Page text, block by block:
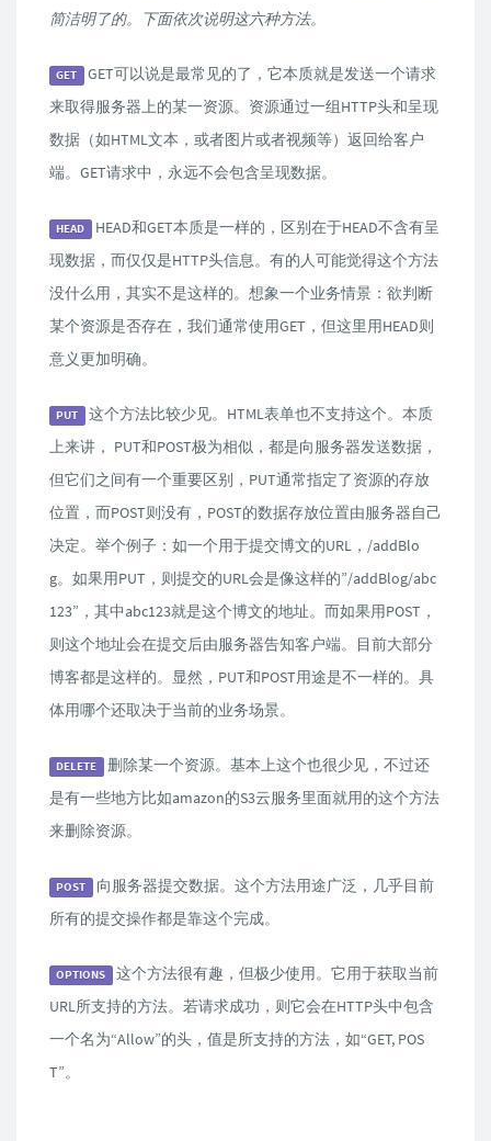
简洁明了的。下面依次说明这六种方法。
GET GET可以说是最常见的了，它本质就是发送一个请求
来取得服务器上的某一资源。资源通过一组HTTP头和呈现
数据（如HTML文本，或者图片或者视频等）返回给客户
端。GET请求中，永远不会包含呈现数据。
HEAD HEAD和GET本质是一样的，区别在于HEAD不含有呈
现数据，而仅仅是HTTP头信息。有的人可能觉得这个方法
没什么用，其实不是这样的。想象一个业务情景：欲判断
某个资源是否存在，我们通常使用GET，但这里用HEAD则
意义更加明确。
PUT 这个方法比较少见。HTML表单也不支持这个。本质
上来讲， PUT和POST极为相似，都是向服务器发送数据，
但它们之间有一个重要区别，PUT通常指定了资源的存放
位置，而POST则没有，POST的数据存放位置由服务器自己
决定。举个例子：如一个用于提交博文的URL，/addBlo
g。如果用PUT，则提交的URL会是像这样的”/addBlog/abc
123”，其中abc123就是这个博文的地址。而如果用POST，
则这个地址会在提交后由服务器告知客户端。目前大部分
博客都是这样的。显然，PUT和POST用途是不一样的。具
体用哪个还取决于当前的业务场景。
DELETE 删除某一个资源。基本上这个也很少见，不过还
是有一些地方比如amazon的S3云服务里面就用的这个方法
来删除资源。
POST 向服务器提交数据。这个方法用途广泛，几乎目前
所有的提交操作都是靠这个完成。
OPTIONS 这个方法很有趣，但极少使用。它用于获取当前
URL所支持的方法。若请求成功，则它会在HTTP头中包含
一个名为“Allow”的头，值是所支持的方法，如“GET, POS
T”。